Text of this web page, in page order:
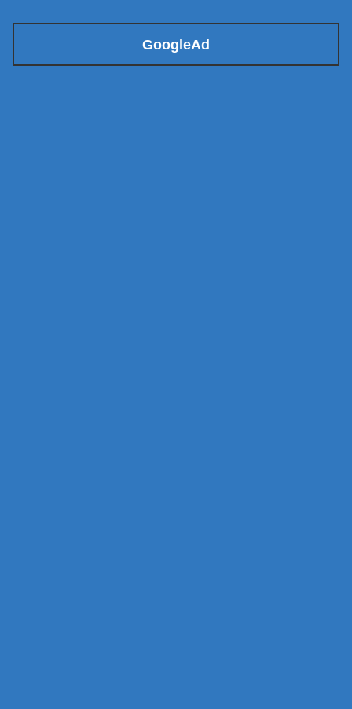
GoogleAd